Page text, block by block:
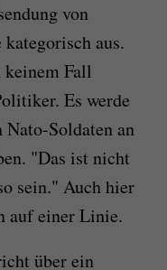
von
aus.
Fall
Es werde
Soldaten an
"Das ist nicht
sein." Auch hier
auf einer Linie.
über ein